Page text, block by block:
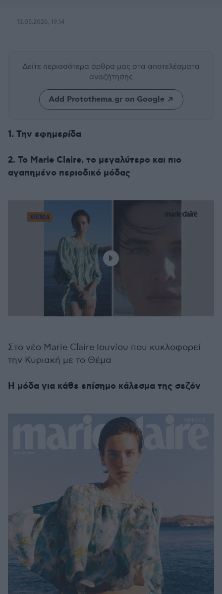
13.05.2026, 19:14
Δείτε περισσότερα άρθρα μας στα αποτελέσματα
αναζήτησης
Add Protothema.gr on Google
1. Την εφημερίδα
2. Το Marie Claire, το μεγαλύτερο και πιο
αγαπημένο περιοδικό μόδας
Στο νέο Marie Claire Ιουνίου που κυκλοφορεί
την Κυριακή με το Θέμα
Η μόδα για κάθε επίσημο κάλεσμα της σεζόν